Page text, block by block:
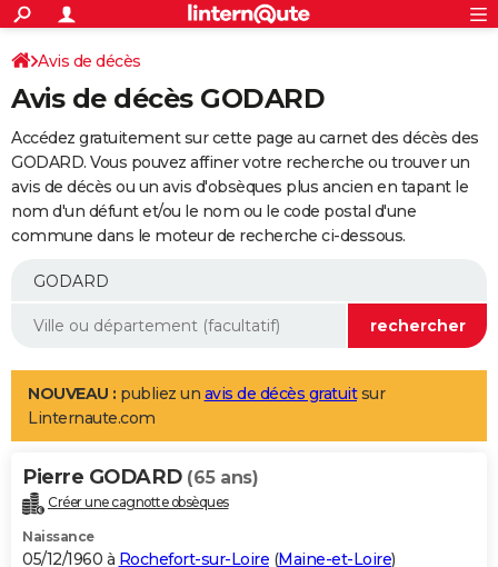
ACTUALITÉS
Politique
Société
Faits Divers
Education
Monde
Villes
+
SPORT
Coupe du monde 2026
Football
Tennis
Cyclisme
Rugby
Forum
Programme TV
TNT
Streaming
Cinéma
Sorties cinéma
Musique
+
FINANCE
Retraite
Epargne
Immobilier
Risques naturels par ville
Banque
Assurance
AUTO
Essais
Réserver un essai
Citadines
Berlines
SUV
Forum auto
+
Mobiles
Meilleur smartphone
Internet
Ordinateurs
Jeux vidéo
Guide high-tech
Aménagement intérieur
LIFESTYLE
Art de vivre
Bien-être
Loisirs
Mode
Modes de vie
Alimentation
Guide de la santé
Maladies
Médicaments
Sommeil
VOYAGE
Destinations
City break
Voyage nature
Voyage de noces
Forum
Climat
+PHOTO
Avis de décès
Avis de décès GODARD
Accédez gratuitement sur cette page au carnet des décès des
GODARD. Vous pouvez affiner votre recherche ou trouver un
avis de décès ou un avis d'obsèques plus ancien en tapant le
nom d'un défunt et/ou le nom ou le code postal d'une
commune dans le moteur de recherche ci-dessous.
NOUVEAU : publiez un avis de décès gratuitsur
Linternaute.com
Pierre GODARD (65 ans)
Créer une cagnotte obsèques
Naissance
05/12/1960 à Rochefort-sur-Loire (Maine-et-Loire)